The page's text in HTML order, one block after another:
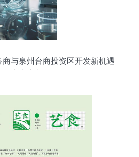
商与泉州台商投资区开发新机遇